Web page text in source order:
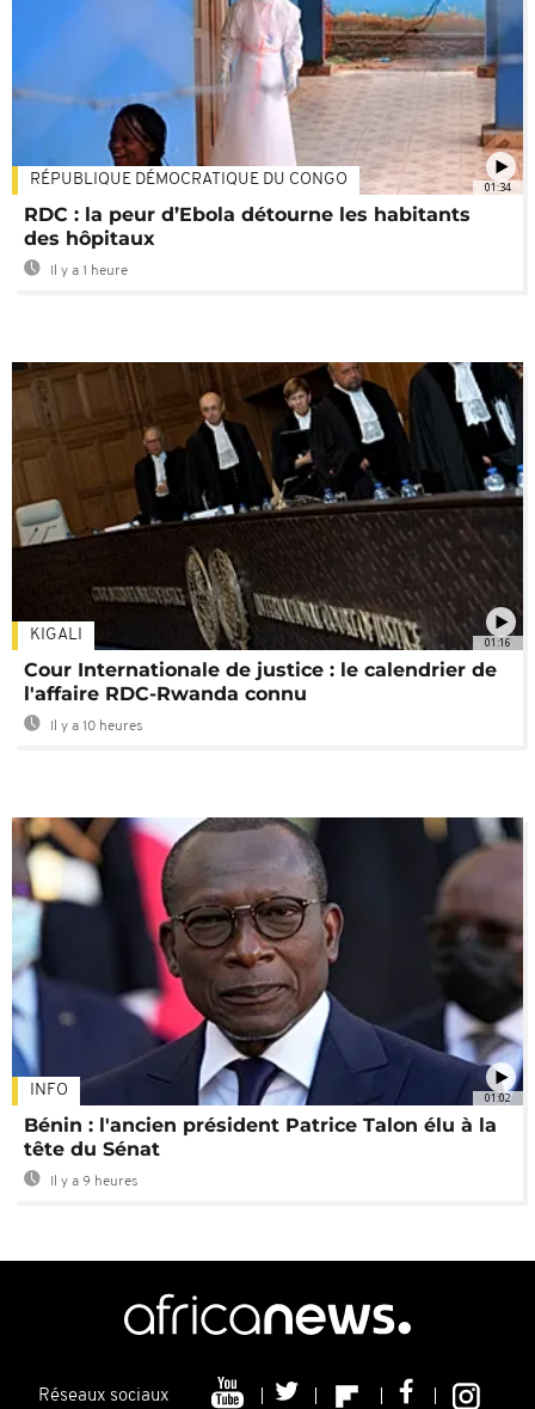
01:34
RÉPUBLIQUE DÉMOCRATIQUE DU CONGO
RDC : la peur d’Ebola détourne les habitants
des hôpitaux
Il y a 1 heure
01:16
KIGALI
Cour Internationale de justice : le calendrier de
l'affaire RDC-Rwanda connu
Il y a 10 heures
01:02
INFO
Bénin : l'ancien président Patrice Talon élu à la
tête du Sénat
Il y a 9 heures
Réseaux sociaux